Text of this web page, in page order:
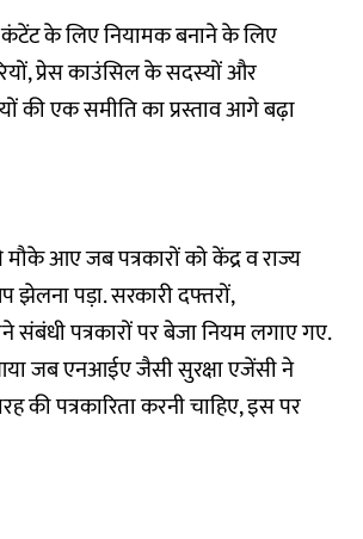
के लिए नियामक बनाने के लिए
प्रेस काउंसिल के सदस्यों और
की एक समीति का प्रस्ताव आगे बढ़ा
आए जब पत्रकारों को केंद्र व राज्य
झेलना पड़ा. सरकारी दफ्तरों,
संबंधी पत्रकारों पर बेजा नियम लगाए गए.
जब एनआईए जैसी सुरक्षा एजेंसी ने
की पत्रकारिता करनी चाहिए, इस पर